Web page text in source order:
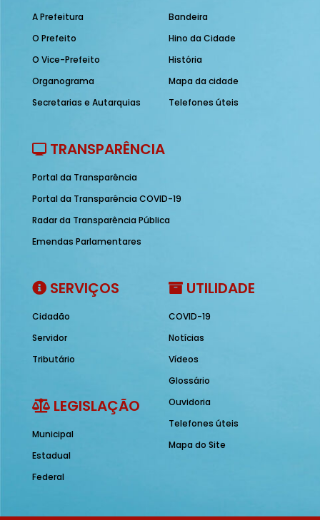
A Prefeitura
O Prefeito
O Vice-Prefeito
Organograma
Secretarias e Autarquias
Bandeira
Hino da Cidade
História
Mapa da cidade
Telefones úteis
TRANSPARÊNCIA
Portal da Transparência
Portal da Transparência COVID-19
Radar da Transparência Pública
Emendas Parlamentares
SERVIÇOS
Cidadão
Servidor
Tributário
LEGISLAÇÃO
Municipal
Estadual
Federal
UTILIDADE
COVID-19
Notícias
Vídeos
Glossário
Ouvidoria
Telefones úteis
Mapa do Site